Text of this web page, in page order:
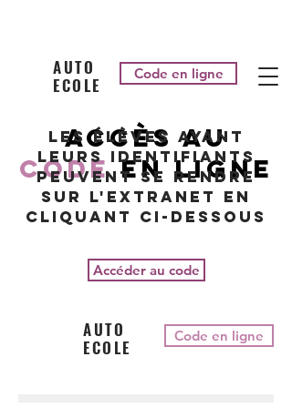
Code en ligne
AUTO
ECOLE
Accès au
codeen ligne
Les élèves ayant
leurs identifiants
peuvent se rendre
sur l'extranet en
cliquant CI-dessous
Accéder au code
AUTO
ECOLE
Code en ligne